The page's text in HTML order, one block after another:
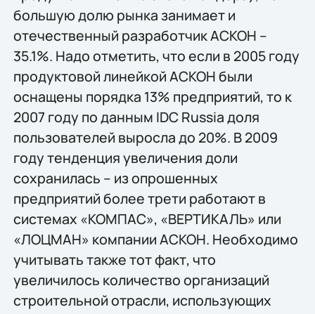
большую долю рынка занимает и
отечественный разработчик АСКОН –
35.1%. Надо отметить, что если в 2005 году
продуктовой линейкой АСКОН были
оснащены порядка 13% предприятий, то к
2007 году по данным IDC Russia доля
пользователей выросла до 20%. В 2009
году тенденция увеличения доли
сохранилась – из опрошенных
предприятий более трети работают в
системах «КОМПАС», «ВЕРТИКАЛЬ» или
«ЛОЦМАН» компании АСКОН. Необходимо
учитывать также тот факт, что
увеличилось количество организаций
строительной отрасли, использующих